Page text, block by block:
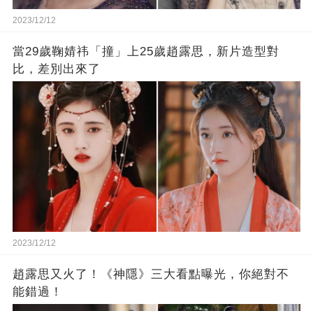
2023/12/12
當29歲鞠婧祎「撞」上25歲趙露思，新片造型對
比，差別出來了
2023/12/12
趙露思又火了！《神隱》三大看點曝光，你絕對不
能錯過！